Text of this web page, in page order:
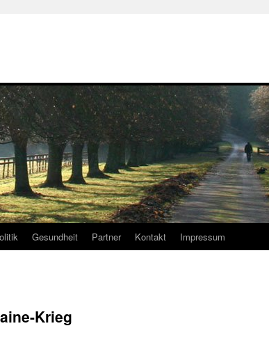
Gesundheit Partner Kontakt Impressum
Krieg